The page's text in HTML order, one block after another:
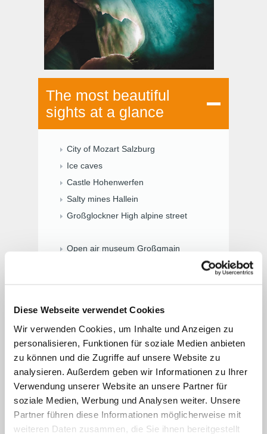
Diese Webseite verwendet Cookies
Wir verwenden Cookies, um Inhalte und Anzeigen zu
personalisieren, Funktionen für soziale Medien anbieten
zu können und die Zugriffe auf unsere Website zu
analysieren. Außerdem geben wir Informationen zu Ihrer
Verwendung unserer Website an unsere Partner für
soziale Medien, Werbung und Analysen weiter. Unsere
Partner führen diese Informationen möglicherweise mit
weiteren Daten zusammen, die Sie ihnen bereitgestellt
The most beautiful
sights at a glance
City of Mozart Salzburg
Ice caves
Castle Hohenwerfen
Salty mines Hallein
Großglockner High alpine street
Open air museum Großgmain
Zell am See